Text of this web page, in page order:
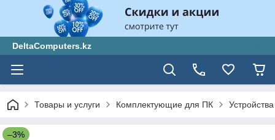
DeltaComputers.kz
Товары и услуги Комплектующие для ПК
–3%